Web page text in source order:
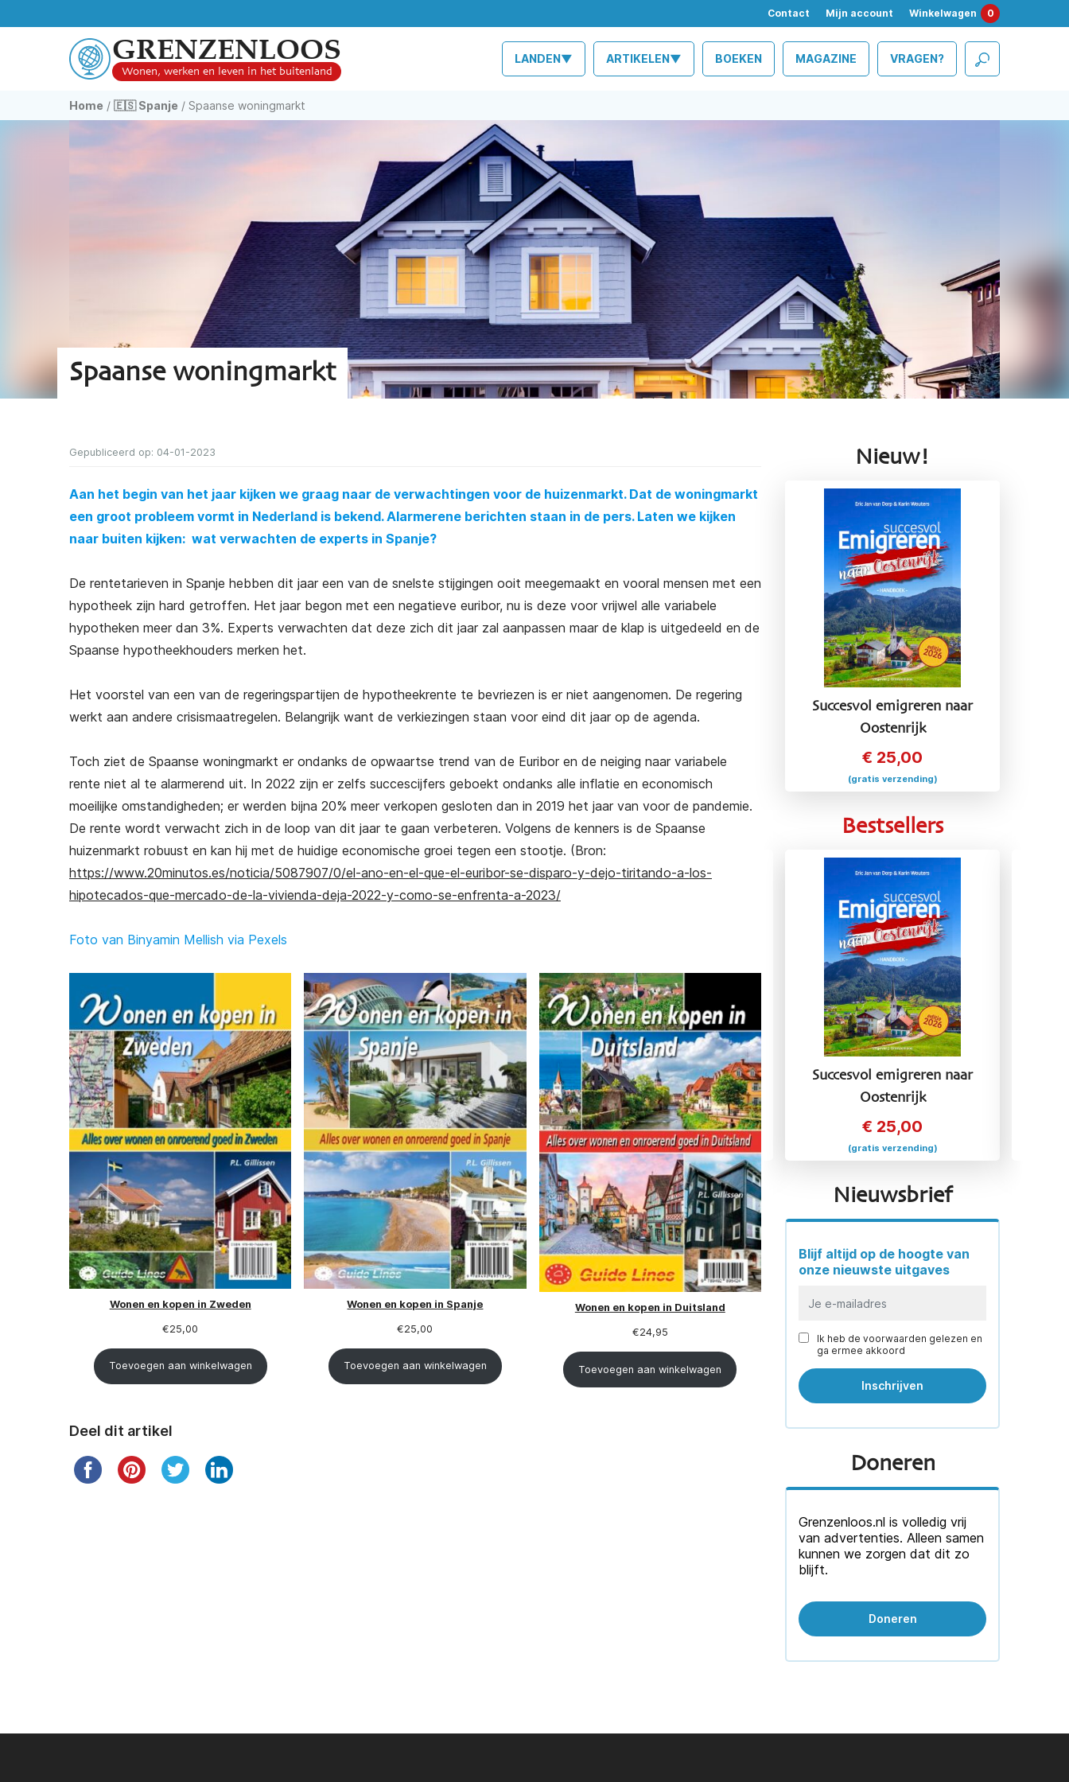
Contact Mijn account Winkelwagen 0
GRENZENLOOS
Wonen, werken en leven in het buitenland
LANDEN▼ ARTIKELEN▼ BOEKEN MAGAZINE VRAGEN?
Home / 🇪🇸 Spanje / Spaanse woningmarkt
Spaanse woningmarkt
Gepubliceerd op: 04-01-2023
Aan het begin van het jaar kijken we graag naar de verwachtingen voor de huizenmarkt. Dat de woningmarkt
een groot probleem vormt in Nederland is bekend. Alarmerene berichten staan in de pers. Laten we kijken
naar buiten kijken: wat verwachten de experts in Spanje?
De rentetarieven in Spanje hebben dit jaar een van de snelste stijgingen ooit meegemaakt en vooral mensen met een
hypotheek zijn hard getroffen. Het jaar begon met een negatieve euribor, nu is deze voor vrijwel alle variabele
hypotheken meer dan 3%. Experts verwachten dat deze zich dit jaar zal aanpassen maar de klap is uitgedeeld en de
Spaanse hypotheekhouders merken het.
Het voorstel van een van de regeringspartijen de hypotheekrente te bevriezen is er niet aangenomen. De regering
werkt aan andere crisismaatregelen. Belangrijk want de verkiezingen staan voor eind dit jaar op de agenda.
Toch ziet de Spaanse woningmarkt er ondanks de opwaartse trend van de Euribor en de neiging naar variabele
rente niet al te alarmerend uit. In 2022 zijn er zelfs succescijfers geboekt ondanks alle inflatie en economisch
moeilijke omstandigheden; er werden bijna 20% meer verkopen gesloten dan in 2019 het jaar van voor de pandemie.
De rente wordt verwacht zich in de loop van dit jaar te gaan verbeteren. Volgens de kenners is de Spaanse
huizenmarkt robuust en kan hij met de huidige economische groei tegen een stootje. (Bron:
https://www.20minutos.es/noticia/5087907/0/el-ano-en-el-que-el-euribor-se-disparo-y-dejo-tiritando-a-los-
hipotecados-que-mercado-de-la-vivienda-deja-2022-y-como-se-enfrenta-a-2023/
Foto van Binyamin Mellish via Pexels
Wonen en kopen in Zweden
€25,00
Toevoegen aan winkelwagen
Wonen en kopen in Spanje
€25,00
Toevoegen aan winkelwagen
Wonen en kopen in Duitsland
€24,95
Toevoegen aan winkelwagen
Deel dit artikel
Nieuw!
Succesvol emigreren naar
Oostenrijk
€ 25,00
(gratis verzending)
Bestsellers
Succesvol Emigreren naar
Spanje
€ 25,00
(gratis verzending)
Succesvol emigreren naar Italië
€ 25,00
(gratis verzending)
Succesvol emigreren naar
Griekenland
€ 25,00
(gratis verzending)
Succesvol emigreren naar
Oostenrijk
€ 25,00
(gratis verzending)
Nieuwsbrief
Blijf altijd op de hoogte van
onze nieuwste uitgaves
Ik heb de voorwaarden gelezen en
ga ermee akkoord
Doneren
Grenzenloos.nl is volledig vrij
van advertenties. Alleen samen
kunnen we zorgen dat dit zo
blijft.
Doneren